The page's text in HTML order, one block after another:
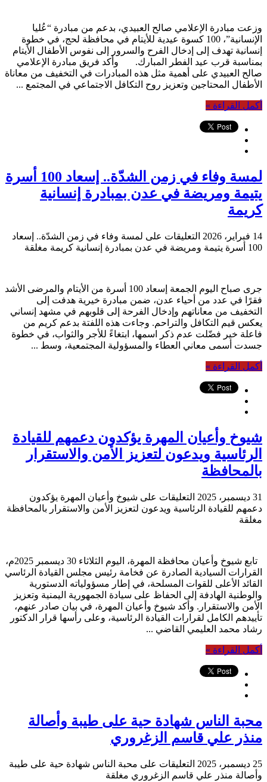
وزعت مبادرة الإعلامي صالح العبيدي، بدعم من مبادرة “عُليا
الإنسانية”، 100 كسوة عيدية للأيتام في محافظة لحج، في خطوة
إنسانية تهدف إلى إدخال الفرح والسرور إلى نفوس الأطفال الأيتام
بمناسبة قرب عيد الفطر المبارك. وأكد فريق مبادرة الإعلامي
صالح العبيدي على أهمية مثل هذه المبادرات في التخفيف من معاناة
الأطفال المحتاجين وتعزيز روح التكافل الاجتماعي في المجتمع ...
أكمل القراءة »
لمسة وفاء في زمن الشدّة.. إسعاد 100 أسرة
يتيمة ومريضة في عدن بمبادرة إنسانية
كريمة
14 فبراير، 2026 التعليقات على لمسة وفاء في زمن الشدّة.. إسعاد
100 أسرة يتيمة ومريضة في عدن بمبادرة إنسانية كريمة مغلقة
جرى صباح اليوم الجمعة إسعاد 100 أسرة من الأيتام والمرضى الأشد
فقرًا في عدد من أحياء عدن، ضمن مبادرة خيرية هدفت إلى
التخفيف من معاناتهم وإدخال الفرحة إلى قلوبهم في مشهد إنساني
يعكس قيم التكافل والتراحم. وجاءت هذه اللفتة بدعم كريم من
فاعلة خير فضّلت عدم ذكر اسمها، ابتغاءً للأجر والثواب، في خطوة
جسدت أسمى معاني العطاء والمسؤولية المجتمعية، وسط ...
أكمل القراءة »
شيوخ وأعيان المهرة يؤكدون دعمهم للقيادة
الرئاسية ويدعون لتعزيز الأمن والاستقرار
بالمحافظة
31 ديسمبر، 2025 التعليقات على شيوخ وأعيان المهرة يؤكدون
دعمهم للقيادة الرئاسية ويدعون لتعزيز الأمن والاستقرار بالمحافظة
مغلقة
تابع شيوخ وأعيان محافظة المهرة، اليوم الثلاثاء 30 ديسمبر 2025م،
القرارات السيادية الصادرة عن فخامة رئيس مجلس القيادة الرئاسي
القائد الأعلى للقوات المسلحة، في إطار مسؤولياته الدستورية
والوطنية الهادفة إلى الحفاظ على سيادة الجمهورية اليمنية وتعزيز
الأمن والاستقرار. وأكد شيوخ وأعيان المهرة، في بيان صادر عنهم،
تأييدهم الكامل لقرارات القيادة الرئاسية، وعلى رأسها قرار الدكتور
رشاد محمد العليمي القاضي ...
أكمل القراءة »
محبة الناس شهادة حية على طيبة وأصالة
منذر علي قاسم الزغروري
25 ديسمبر، 2025 التعليقات على محبة الناس شهادة حية على طيبة
وأصالة منذر علي قاسم الزغروري مغلقة